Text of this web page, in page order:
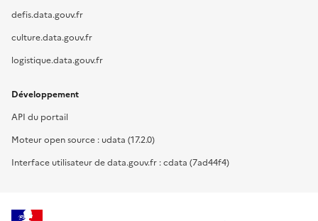
defis.data.gouv.fr
culture.data.gouv.fr
logistique.data.gouv.fr
Développement
API du portail
Moteur open source : udata (17.2.0)
Interface utilisateur de data.gouv.fr : cdata (7ad44f4)